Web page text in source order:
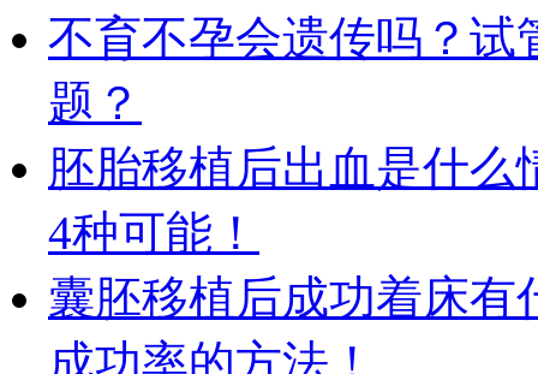
不育不孕会遗传吗？试
题？
胚胎移植后出血是什么
4种可能！
囊胚移植后成功着床
成功率的方法！